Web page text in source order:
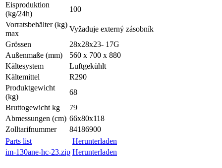
Eisproduktion
(kg/24h)
100
Vorratsbehälter (kg)
max
Vyžaduje externý zásobník
Grössen
28x28x23- 17G
Außenmaße (mm)
560 x 700 x 880
Kältesystem
Luftgekühlt
Kältemittel
R290
Produktgewicht
(kg)
68
Bruttogewicht kg
79
Abmessungen (cm) 66x80x118
Zolltarifnummer
84186900
Parts list
Herunterladen
im-130ane-hc-23.zip Herunterladen